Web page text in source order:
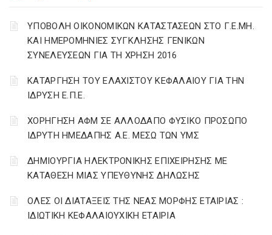
ΥΠΟΒΟΛΗ ΟΙΚΟΝΟΜΙΚΩΝ ΚΑΤΑΣΤΑΣΕΩΝ ΣΤΟ Γ.Ε.ΜΗ.
ΚΑΙ ΗΜΕΡΟΜΗΝΙΕΣ ΣΥΓΚΛΗΣΗΣ ΓΕΝΙΚΩΝ
ΣΥΝΕΛΕΥΣΕΩΝ ΓΙΑ ΤΗ ΧΡΗΣΗ 2016
ΚΑΤΑΡΓΗΣΗ ΤΟΥ ΕΛΑΧΙΣΤΟΥ ΚΕΦΑΛΑΙΟΥ ΓΙΑ ΤΗΝ
ΙΔΡΥΣΗ Ε.Π.Ε.
ΧΟΡΗΓΗΣΗ ΑΦΜ ΣΕ ΑΛΛΟΔΑΠΟ ΦΥΣΙΚΟ ΠΡΟΣΩΠΟ
ΙΔΡΥΤΗ ΗΜΕΔΑΠΗΣ Α.Ε. ΜΕΣΩ ΤΩΝ ΥΜΣ
ΔΗΜΙΟΥΡΓΙΑ ΗΛΕΚΤΡΟΝΙΚΗΣ ΕΠΙΧΕΙΡΗΣΗΣ ΜΕ
ΚΑΤΑΘΕΣΗ ΜΙΑΣ ΥΠΕΥΘΥΝΗΣ ΔΗΛΩΣΗΣ
ΟΛΕΣ ΟΙ ΔΙΑΤΑΞΕΙΣ ΤΗΣ ΝΕΑΣ ΜΟΡΦΗΣ ΕΤΑΙΡΙΑΣ :
ΙΔΙΩΤΙΚΗ ΚΕΦΑΛΑΙΟΥΧΙΚΗ ΕΤΑΙΡΙΑ